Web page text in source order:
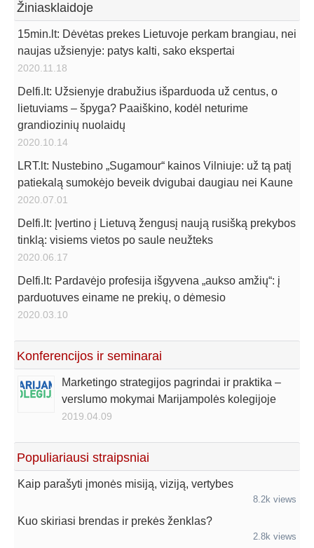
Žiniasklaidoje
15min.lt: Dėvėtas prekes Lietuvoje perkam brangiau, nei
naujas užsienyje: patys kalti, sako ekspertai
2020.11.18
Delfi.lt: Užsienyje drabužius išparduoda už centus, o
lietuviams – špyga? Paaiškino, kodėl neturime
grandiozinių nuolaidų
2020.10.14
LRT.lt: Nustebino „Sugamour“ kainos Vilniuje: už tą patį
patiekalą sumokėjo beveik dvigubai daugiau nei Kaune
2020.07.01
Delfi.lt: Įvertino į Lietuvą žengusį naują rusišką prekybos
tinklą: visiems vietos po saule neužteks
2020.06.17
Delfi.lt: Pardavėjo profesija išgyvena „aukso amžių“: į
parduotuves einame ne prekių, o dėmesio
2020.03.10
Konferencijos ir seminarai
Marketingo strategijos pagrindai ir praktika –
verslumo mokymai Marijampolės kolegijoje
2019.04.09
Populiariausi straipsniai
Kaip parašyti įmonės misiją, viziją, vertybes
8.2k views
Kuo skiriasi brendas ir prekės ženklas?
2.8k views